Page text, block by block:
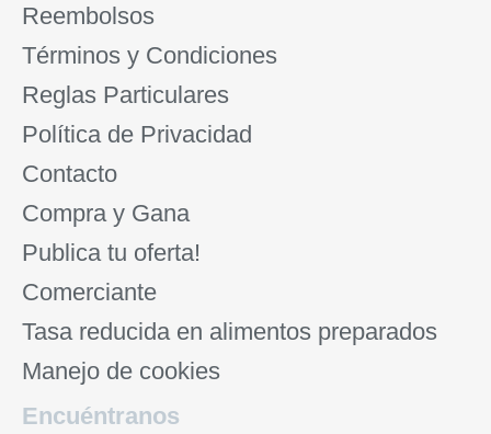
Reembolsos
Términos y Condiciones
Reglas Particulares
Política de Privacidad
Contacto
Compra y Gana
Publica tu oferta!
Comerciante
Tasa reducida en alimentos preparados
Manejo de cookies
Encuéntranos